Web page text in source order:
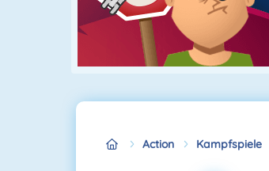
Action Kampfspiele